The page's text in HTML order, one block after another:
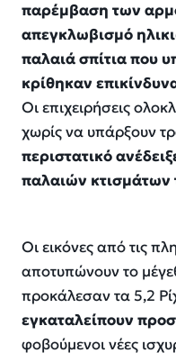
παρέμβαση των
απεγκλωβισμό
παλαιά σπίτια που
κρίθηκαν
Οι επιχειρήσεις
χωρίς να υπάρξουν
περιστατικό
παλαιών κτισμάτων
Οι εικόνες από τις
αποτυπώνουν το
προκάλεσαν τα 5,2
εγκαταλείπουν
φοβούμενοι νέες